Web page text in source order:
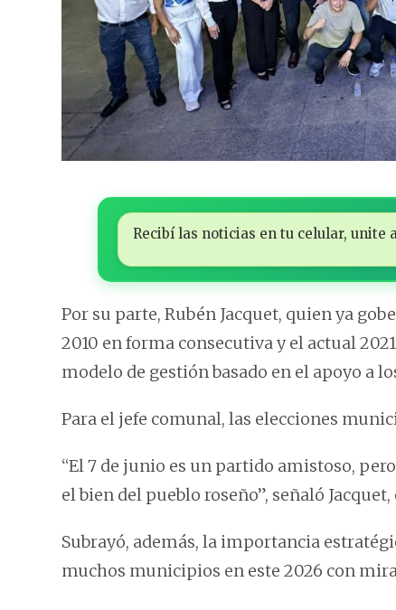
Recibí las noticias en tu celular, unite
Por su parte, Rubén Jacquet, quien ya
2010 en forma consecutiva y el actual
modelo de gestión basado en el apoyo a
Para el jefe comunal, las elecciones
“El 7 de junio es un partido amistoso,
el bien del pueblo roseño”, señaló
Subrayó, además, la importancia
muchos municipios en este 2026 con